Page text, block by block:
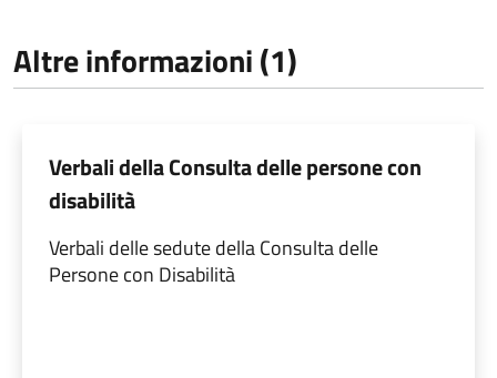
Altre informazioni (1)
Verbali della Consulta delle persone con
disabilità
Verbali delle sedute della Consulta delle
Persone con Disabilità